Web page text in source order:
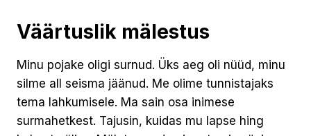
Väärtuslik mälestus
Minu pojake oligi surnud. Üks aeg oli nüüd, minu
silme all seisma jäänud. Me olime tunnistajaks
tema lahkumisele. Ma sain osa inimese
surmahetkest. Tajusin, kuidas mu lapse hing